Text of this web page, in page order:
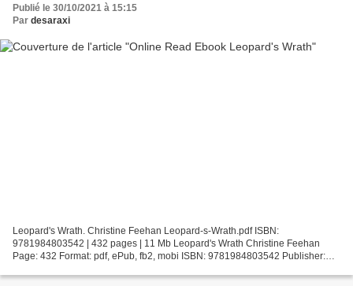
Publié le 30/10/2021 à 15:15
Par desaraxi
Leopard's Wrath. Christine Feehan Leopard-s-Wrath.pdf ISBN:
9781984803542 | 432 pages | 11 Mb Leopard's Wrath Christine Feehan
Page: 432 Format: pdf, ePub, fb2, mobi ISBN: 9781984803542 Publisher: